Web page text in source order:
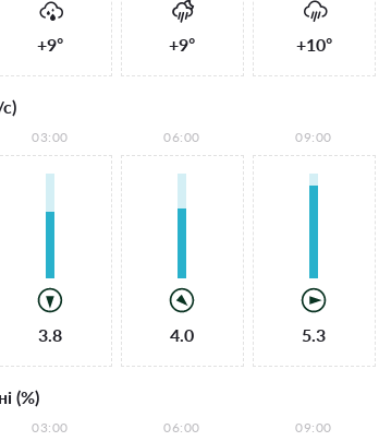
+9° +9° +10°
03:00
3.8
06:00
4.0
09:00
5.3
(%)
03:00 06:00 09:00